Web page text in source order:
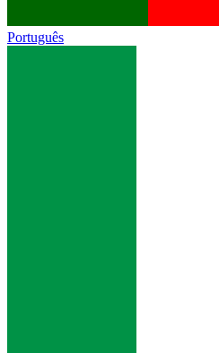
Português